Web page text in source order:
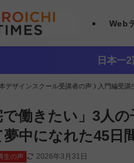
Web
日本一
デザインスクール受講者の声 入門編受講
で働きたい」3人
中になれた45日
生の声 2026年3月31日